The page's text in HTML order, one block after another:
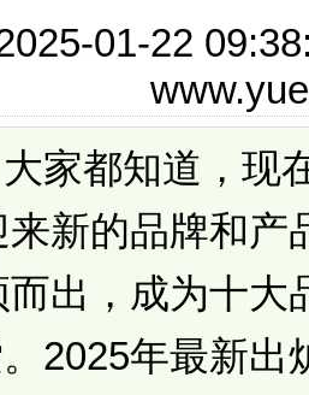
01-22
大家都知道，现
来新的品牌和
而出，成为十
2025年最新